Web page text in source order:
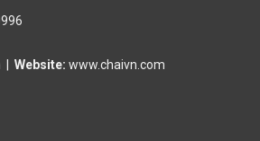
Website: www.chaivn.com